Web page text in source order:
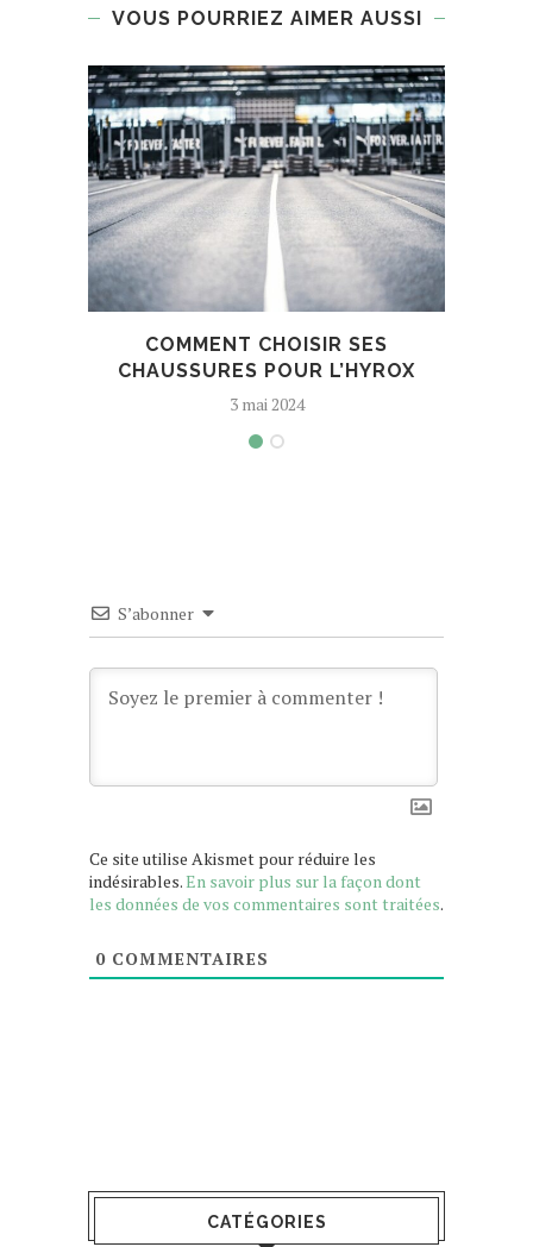
VOUS POURRIEZ AIMER AUSSI
COMMENT CHOISIR SES
CHAUSSURES POUR L’HYROX
3 mai 2024
S’abonner
Ce site utilise Akismet pour réduire les
indésirables.En savoir plus sur la façon dont
les données de vos commentaires sont traitées.
0 COMMENTAIRES
CATÉGORIES